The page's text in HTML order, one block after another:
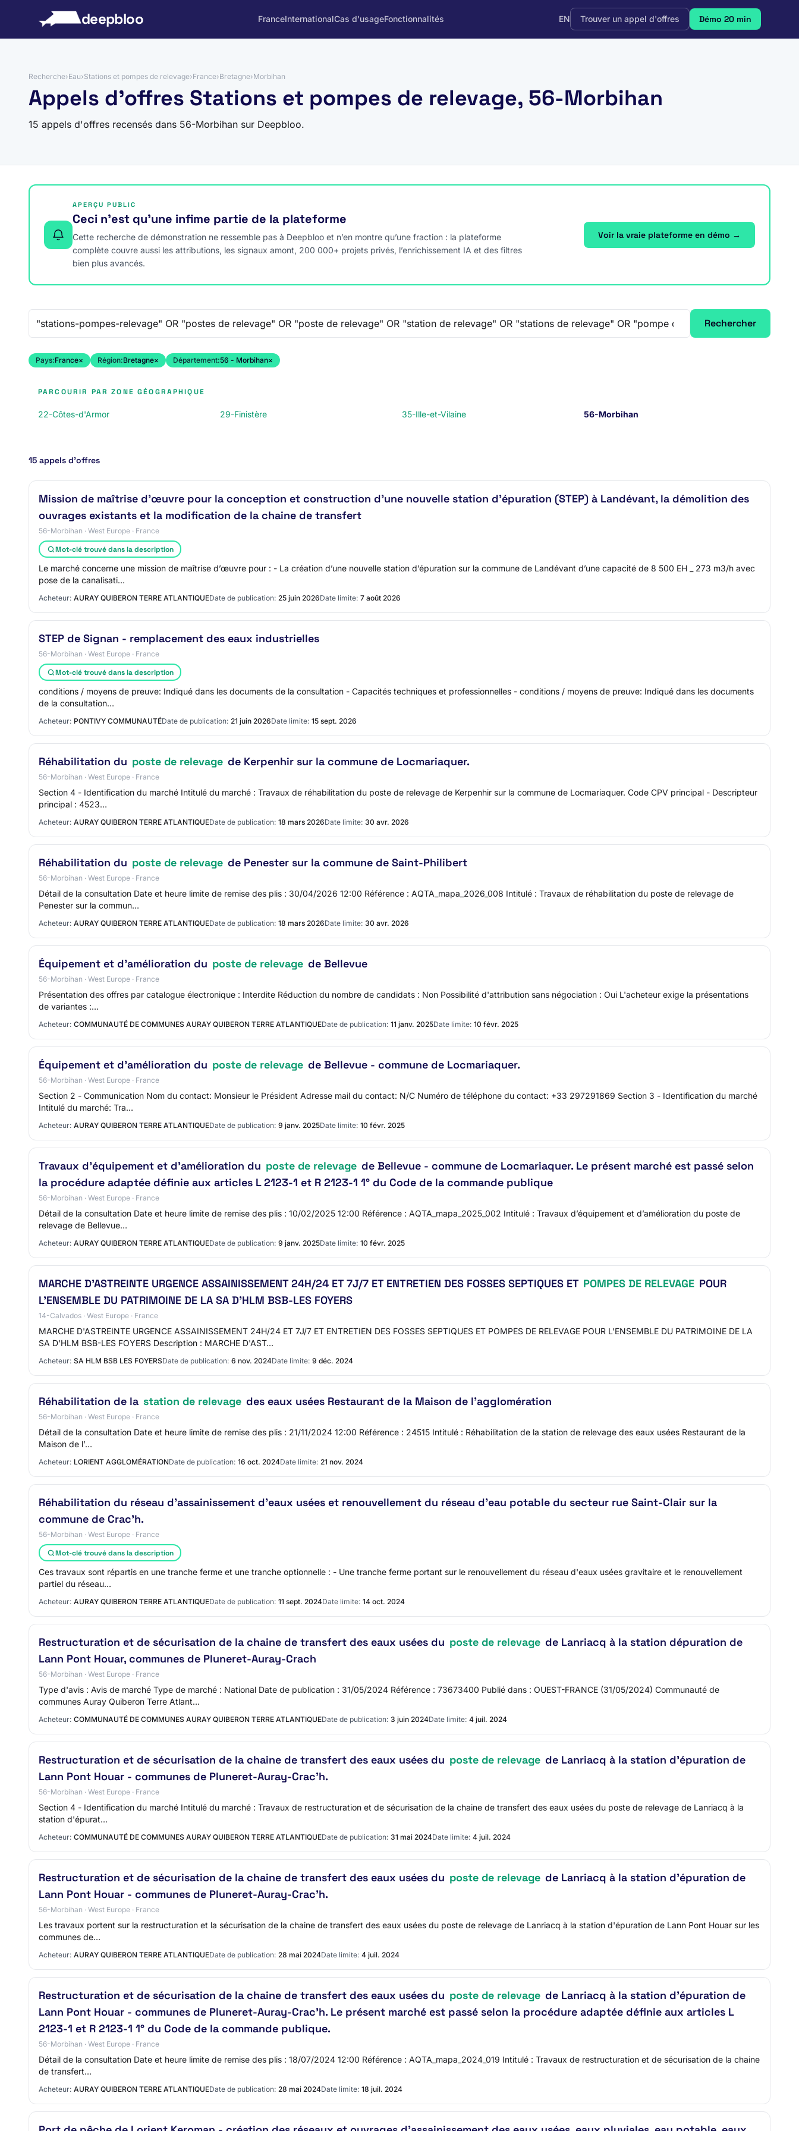
deepbloo FranceInternationalCas d'usageFonctionnalités EN Trouver un appel d'offres Démo 20 min
Recherche›Eau›Stations et pompes de relevage›France›Bretagne›Morbihan
Appels d'offres Stations et pompes de relevage, 56-Morbihan
15 appels d'offres recensés dans 56-Morbihan sur Deepbloo.
APERÇU PUBLIC
Ceci n’est qu’une infime partie de la plateforme
Cette recherche de démonstration ne ressemble pas à Deepbloo et n’en montre qu’une fraction : la plateforme
complète couvre aussi les attributions, les signaux amont, 200 000+ projets privés, l’enrichissement IA et des filtres
bien plus avancés.
Voir la vraie plateforme en démo →
Rechercher
Pays:France× Région:Bretagne× Département:56 - Morbihan×
PARCOURIR PAR ZONE GÉOGRAPHIQUE
22-Côtes-d'Armor 29-Finistère 35-Ille-et-Vilaine 56-Morbihan
15 appels d’offres
Mission de maîtrise d’œuvre pour la conception et construction d’une nouvelle station d’épuration (STEP) à Landévant, la démolition des
ouvrages existants et la modification de la chaine de transfert
56-Morbihan · West Europe · France
Mot-clé trouvé dans la description
Le marché concerne une mission de maîtrise d’œuvre pour : - La création d’une nouvelle station d’épuration sur la commune de Landévant d’une capacité de 8 500 EH _ 273 m3/h avec
pose de la canalisati…
Acheteur: AURAY QUIBERON TERRE ATLANTIQUEDate de publication: 25 juin 2026Date limite: 7 août 2026
STEP de Signan - remplacement des eaux industrielles
56-Morbihan · West Europe · France
Mot-clé trouvé dans la description
conditions / moyens de preuve: Indiqué dans les documents de la consultation - Capacités techniques et professionnelles - conditions / moyens de preuve: Indiqué dans les documents
de la consultation…
Acheteur: PONTIVY COMMUNAUTÉDate de publication: 21 juin 2026Date limite: 15 sept. 2026
Réhabilitation du poste de relevage de Kerpenhir sur la commune de Locmariaquer.
56-Morbihan · West Europe · France
Section 4 - Identification du marché Intitulé du marché : Travaux de réhabilitation du poste de relevage de Kerpenhir sur la commune de Locmariaquer. Code CPV principal - Descripteur
principal : 4523…
Acheteur: AURAY QUIBERON TERRE ATLANTIQUEDate de publication: 18 mars 2026Date limite: 30 avr. 2026
Réhabilitation du poste de relevage de Penester sur la commune de Saint-Philibert
56-Morbihan · West Europe · France
Détail de la consultation Date et heure limite de remise des plis : 30/04/2026 12:00 Référence : AQTA_mapa_2026_008 Intitulé : Travaux de réhabilitation du poste de relevage de
Penester sur la commun…
Acheteur: AURAY QUIBERON TERRE ATLANTIQUEDate de publication: 18 mars 2026Date limite: 30 avr. 2026
Équipement et d'amélioration du poste de relevage de Bellevue
56-Morbihan · West Europe · France
Présentation des offres par catalogue électronique : Interdite Réduction du nombre de candidats : Non Possibilité d'attribution sans négociation : Oui L'acheteur exige la présentations
de variantes :…
Acheteur: COMMUNAUTÉ DE COMMUNES AURAY QUIBERON TERRE ATLANTIQUEDate de publication: 11 janv. 2025Date limite: 10 févr. 2025
Équipement et d'amélioration du poste de relevage de Bellevue - commune de Locmariaquer.
56-Morbihan · West Europe · France
Section 2 - Communication Nom du contact: Monsieur le Président Adresse mail du contact: N/C Numéro de téléphone du contact: +33 297291869 Section 3 - Identification du marché
Intitulé du marché: Tra…
Acheteur: AURAY QUIBERON TERRE ATLANTIQUEDate de publication: 9 janv. 2025Date limite: 10 févr. 2025
Travaux d’équipement et d’amélioration du poste de relevage de Bellevue - commune de Locmariaquer. Le présent marché est passé selon
la procédure adaptée définie aux articles L 2123-1 et R 2123-1 1° du Code de la commande publique
56-Morbihan · West Europe · France
Détail de la consultation Date et heure limite de remise des plis : 10/02/2025 12:00 Référence : AQTA_mapa_2025_002 Intitulé : Travaux d’équipement et d’amélioration du poste de
relevage de Bellevue…
Acheteur: AURAY QUIBERON TERRE ATLANTIQUEDate de publication: 9 janv. 2025Date limite: 10 févr. 2025
MARCHE D'ASTREINTE URGENCE ASSAINISSEMENT 24H/24 ET 7J/7 ET ENTRETIEN DES FOSSES SEPTIQUES ET POMPES DE RELEVAGE POUR
L'ENSEMBLE DU PATRIMOINE DE LA SA D'HLM BSB-LES FOYERS
14-Calvados · West Europe · France
MARCHE D'ASTREINTE URGENCE ASSAINISSEMENT 24H/24 ET 7J/7 ET ENTRETIEN DES FOSSES SEPTIQUES ET POMPES DE RELEVAGE POUR L'ENSEMBLE DU PATRIMOINE DE LA
SA D'HLM BSB-LES FOYERS Description : MARCHE D'AST…
Acheteur: SA HLM BSB LES FOYERSDate de publication: 6 nov. 2024Date limite: 9 déc. 2024
Réhabilitation de la station de relevage des eaux usées Restaurant de la Maison de l’agglomération
56-Morbihan · West Europe · France
Détail de la consultation Date et heure limite de remise des plis : 21/11/2024 12:00 Référence : 24515 Intitulé : Réhabilitation de la station de relevage des eaux usées Restaurant de la
Maison de l’…
Acheteur: LORIENT AGGLOMÉRATIONDate de publication: 16 oct. 2024Date limite: 21 nov. 2024
Réhabilitation du réseau d'assainissement d'eaux usées et renouvellement du réseau d'eau potable du secteur rue Saint-Clair sur la
commune de Crac'h.
56-Morbihan · West Europe · France
Mot-clé trouvé dans la description
Ces travaux sont répartis en une tranche ferme et une tranche optionnelle : - Une tranche ferme portant sur le renouvellement du réseau d'eaux usées gravitaire et le renouvellement
partiel du réseau…
Acheteur: AURAY QUIBERON TERRE ATLANTIQUEDate de publication: 11 sept. 2024Date limite: 14 oct. 2024
Restructuration et de sécurisation de la chaine de transfert des eaux usées du poste de relevage de Lanriacq à la station dépuration de
Lann Pont Houar, communes de Pluneret-Auray-Crach
56-Morbihan · West Europe · France
Type d'avis : Avis de marché Type de marché : National Date de publication : 31/05/2024 Référence : 73673400 Publié dans : OUEST-FRANCE (31/05/2024) Communauté de
communes Auray Quiberon Terre Atlant…
Acheteur: COMMUNAUTÉ DE COMMUNES AURAY QUIBERON TERRE ATLANTIQUEDate de publication: 3 juin 2024Date limite: 4 juil. 2024
Restructuration et de sécurisation de la chaine de transfert des eaux usées du poste de relevage de Lanriacq à la station d'épuration de
Lann Pont Houar - communes de Pluneret-Auray-Crac'h.
56-Morbihan · West Europe · France
Section 4 - Identification du marché Intitulé du marché : Travaux de restructuration et de sécurisation de la chaine de transfert des eaux usées du poste de relevage de Lanriacq à la
station d'épurat…
Acheteur: COMMUNAUTÉ DE COMMUNES AURAY QUIBERON TERRE ATLANTIQUEDate de publication: 31 mai 2024Date limite: 4 juil. 2024
Restructuration et de sécurisation de la chaine de transfert des eaux usées du poste de relevage de Lanriacq à la station d'épuration de
Lann Pont Houar - communes de Pluneret-Auray-Crac'h.
56-Morbihan · West Europe · France
Les travaux portent sur la restructuration et la sécurisation de la chaine de transfert des eaux usées du poste de relevage de Lanriacq à la station d'épuration de Lann Pont Houar sur les
communes de…
Acheteur: AURAY QUIBERON TERRE ATLANTIQUEDate de publication: 28 mai 2024Date limite: 4 juil. 2024
Restructuration et de sécurisation de la chaine de transfert des eaux usées du poste de relevage de Lanriacq à la station d’épuration de
Lann Pont Houar - communes de Pluneret-Auray-Crac’h. Le présent marché est passé selon la procédure adaptée définie aux articles L
2123-1 et R 2123-1 1° du Code de la commande publique.
56-Morbihan · West Europe · France
Détail de la consultation Date et heure limite de remise des plis : 18/07/2024 12:00 Référence : AQTA_mapa_2024_019 Intitulé : Travaux de restructuration et de sécurisation de la chaine
de transfert…
Acheteur: AURAY QUIBERON TERRE ATLANTIQUEDate de publication: 28 mai 2024Date limite: 18 juil. 2024